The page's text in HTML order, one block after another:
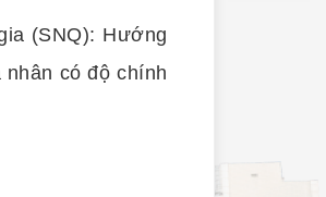
(SNQ): Hướng
có độ chính